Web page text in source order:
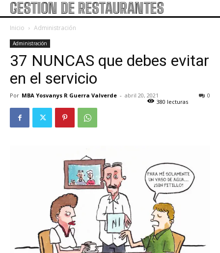
GESTION DE RESTAURANTES
Inicio Administración
Administración
37 NUNCAS que debes evitar
en el servicio
Por MBA Yosvanys R Guerra Valverde - abril 20, 2021
0
380 lecturas